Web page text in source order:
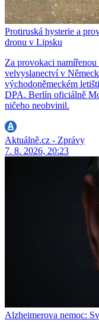
Protiruská hysterie a
dronu v Lipsku
Za provokaci
velvyslanectví v
východoněmeckém
DPA. Berlín oficiálně
ničeho neobvinil.
Aktuálně.cz - Zprávy
7. 8. 2026, 20:23
Alzheimerova nemoc: